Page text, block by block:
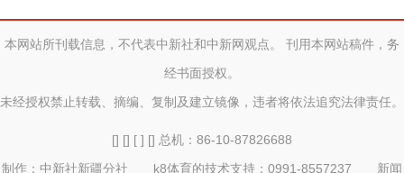
名
开深化医药卫生体制改革
监
本网站所刊载信息，不代表中新社和中新网观点。 刊用本网站稿件，务
经书面授权。
未经授权禁止转载、摘编、复制及建立镜像，违者将依法追究法律责任。
[] [] [ ] [] 总机：86-10-87826688
制作：中新社新疆分社 k8体育的技术支持：0991-8557237 新闻